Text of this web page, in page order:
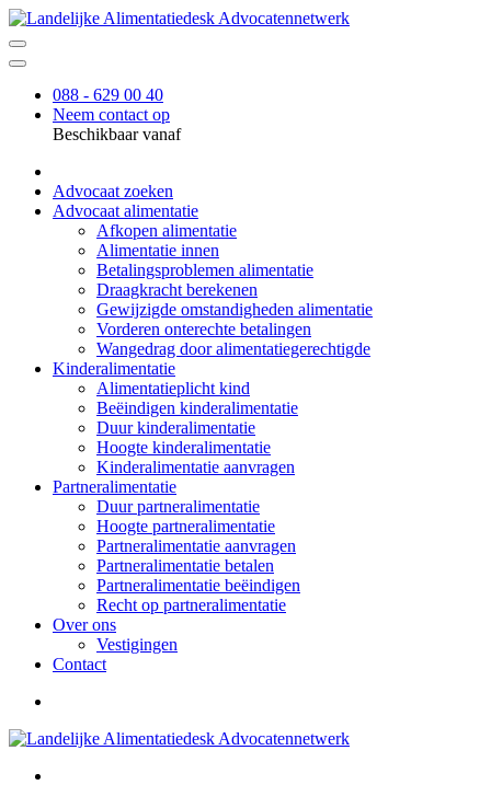
088 - 629 00 40
Neem contact op
Beschikbaar vanaf
Advocaat zoeken
Advocaat alimentatie
Afkopen alimentatie
Alimentatie innen
Betalingsproblemen alimentatie
Draagkracht berekenen
Gewijzigde omstandigheden alimentatie
Vorderen onterechte betalingen
Wangedrag door alimentatiegerechtigde
Kinderalimentatie
Alimentatieplicht kind
Beëindigen kinderalimentatie
Duur kinderalimentatie
Hoogte kinderalimentatie
Kinderalimentatie aanvragen
Partneralimentatie
Duur partneralimentatie
Hoogte partneralimentatie
Partneralimentatie aanvragen
Partneralimentatie betalen
Partneralimentatie beëindigen
Recht op partneralimentatie
Over ons
Vestigingen
Contact